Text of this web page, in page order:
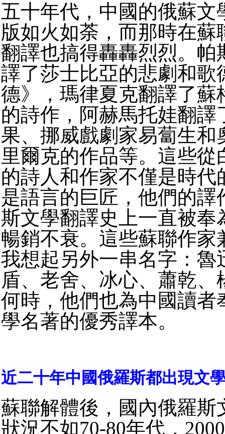
五十年代，中國的俄蘇文
版如火如荼，而那時在蘇
翻譯也搞得轟轟烈烈。帕
譯了莎士比亞的悲劇和歌
德》，瑪律夏克翻譯了蘇
的詩作，阿赫馬托娃翻譯
果、挪威戲劇家易蔔生和
里爾克的作品等。這些從
的詩人和作家不僅是時代
是語言的巨匠，他們的譯
斯文學翻譯史上一直被奉
暢銷不衰。這些蘇聯作家
我想起另外一串名字：魯
盾、老舍、冰心、蕭乾
何時，他們也為中國讀者
學名著的優秀譯本。
近二十年中國俄羅斯都出現文
蘇聯解體後，國內俄羅斯
狀況不如70-80年代，